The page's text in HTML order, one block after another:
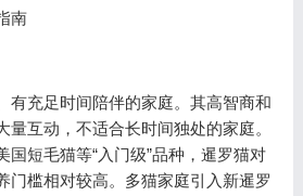
南
有充足时间陪伴的家庭。其高智商和
量互动，不适合长时间独处的家庭。
国短毛猫等“入门级”品种，暹罗猫对
门槛相对较高。多猫家庭引入新暹罗